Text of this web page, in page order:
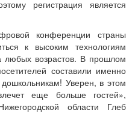
регистрация является
конференции страны
к высоким технологиям
любых возрастов. В прошлом
составили именно
Уверен, в этом
еще больше гостей»,
области Глеб